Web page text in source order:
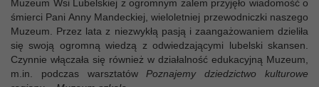
Muzeum Wsi Lubelskiej z ogromnym żalem przyjęło wiadomość o
śmierci Pani Anny Mandeckiej,wieloletniej przewodniczki naszego
Muzeum. Przez lataz niezwykłą pasją i zaangażowaniem dzieliła
się swoją ogromną wiedzą z odwiedzającymi lubelski skansen.
Czynnie włączała się również w działalność edukacyjną Muzeum,
m.in. podczas warsztatów
Poznajemy dziedzictwo kulturowe